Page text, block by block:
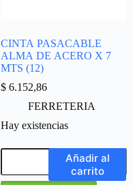
CINTA PASACABLE
ALMA DE ACERO X 7
MTS (12)
$ 6.152,86
FERRETERIA
Hay existencias
Añadir al
carrito